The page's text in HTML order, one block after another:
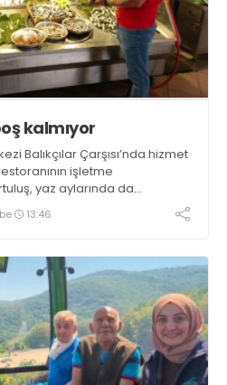
kalmıyor
Balıkçılar Çarşısı’nda hizmet
işletme
yaz aylarında da
ifade ederek “Yıl
balık bulmak mümkün
13:46